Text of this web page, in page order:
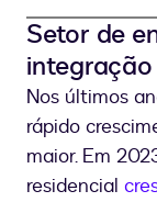
Setor de
Nos últimos
rápido
maior. Em
residencial